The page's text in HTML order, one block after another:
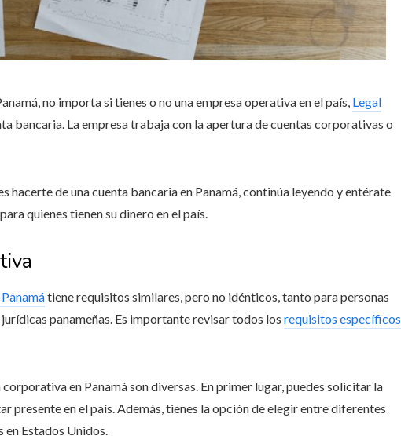
no importa si tienes o no una empresa operativa en el país, Legal
bancaria. La empresa trabaja con la apertura de cuentas corporativas o
hacerte de una cuenta bancaria en Panamá, continúa leyendo y entérate
quienes tienen su dinero en el país.
tiene requisitos similares, pero no idénticos, tanto para personas
panameñas. Es importante revisar todos los requisitos específicos
en Panamá son diversas. En primer lugar, puedes solicitar la
presente en el país. Además, tienes la opción de elegir entre diferentes
en Estados Unidos.